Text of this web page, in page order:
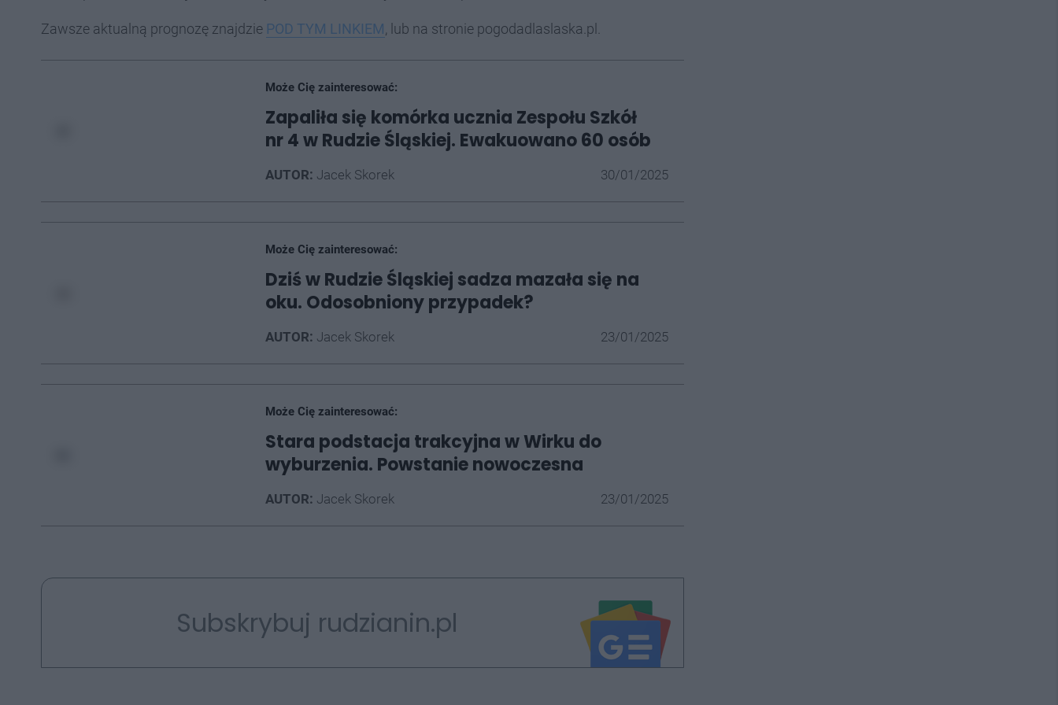
Zawsze aktualną prognozę znajdzie POD TYM LINKIEM , lub na stronie pogodadlaslaska.pl.
Może Cię zainteresować:
Zapaliła się komórka ucznia Zespołu Szkół
nr 4 w Rudzie Śląskiej. Ewakuowano 60 osób
AUTOR: Jacek Skorek 30/01/2025
Może Cię zainteresować:
Dziś w Rudzie Śląskiej sadza mazała się na
oku. Odosobniony przypadek?
AUTOR: Jacek Skorek 23/01/2025
Może Cię zainteresować:
Stara podstacja trakcyjna w Wirku do
wyburzenia. Powstanie nowoczesna
AUTOR: Jacek Skorek 23/01/2025
Subskrybuj rudzianin.pl